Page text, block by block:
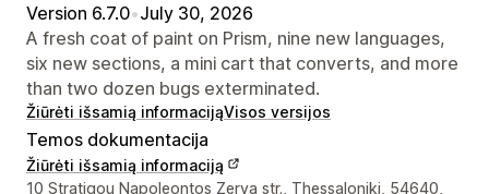
Version 6.7.0•July 30, 2026
A fresh coat of paint on Prism, nine new languages,
six new sections, a mini cart that converts, and more
than two dozen bugs exterminated.
Žiūrėti išsamią informacijąVisos versijos
Temos dokumentacija
Žiūrėti išsamią informaciją
Kūrėjo kontaktiniai duomenys
10 Stratigou Napoleontos Zerva str., Thessaloniki, 54640,